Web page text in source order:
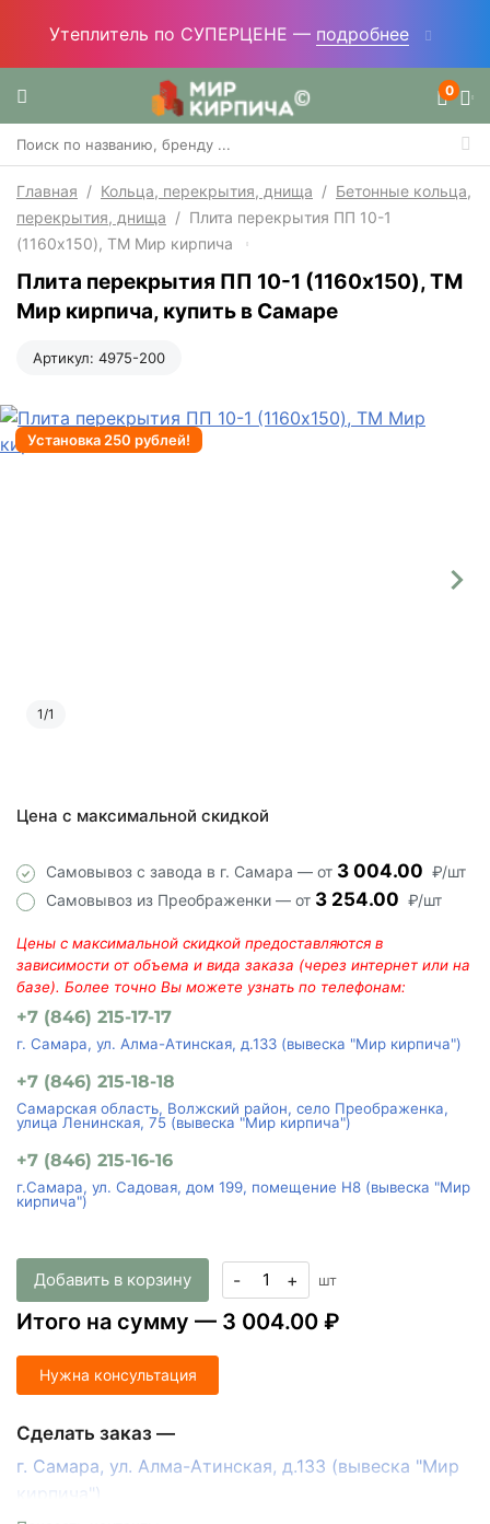
Утеплитель по СУПЕРЦЕНЕ — подробнее
0
Главная / Кольца, перекрытия, днища / Бетонные кольца,
перекрытия, днища / Плита перекрытия ПП 10-1
(1160x150), ТМ Мир кирпича
Плита перекрытия ПП 10-1 (1160x150), ТМ
Мир кирпича, купить в Самаре
Артикул: 4975-200
Установка 250 рублей!
1/1
Цена с максимальной скидкой
Самовывоз с завода в г. Самара — от 3 004.00 ₽/шт
Самовывоз из Преображенки — от 3 254.00 ₽/шт
Цены с максимальной скидкой предоставляются в
зависимости от объема и вида заказа (через интернет или на
базе). Более точно Вы можете узнать по телефонам:
+7 (846) 215-17-17
г. Самара, ул. Алма-Атинская, д.133 (вывеска "Мир кирпича")
+7 (846) 215-18-18
Самарская область, Волжский район, село Преображенка,
улица Ленинская, 75 (вывеска "Мир кирпича")
+7 (846) 215-16-16
г.Самара, ул. Садовая, дом 199, помещение Н8 (вывеска "Мир
кирпича")
Добавить в корзину - + шт
Итого на сумму — 3 004.00 ₽
Нужна консультация
Сделать заказ —
г. Самара, ул. Алма-Атинская, д.133 (вывеска "Мир
кирпича")